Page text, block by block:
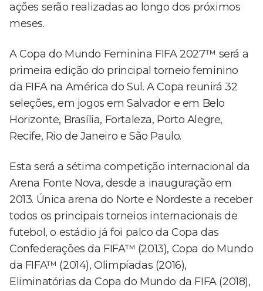
ações serão realizadas ao longo dos próximos
meses.
A Copa do Mundo Feminina FIFA 2027™ será a
primeira edição do principal torneio feminino
da FIFA na América do Sul. A Copa reunirá 32
seleções, em jogos em Salvador e em Belo
Horizonte, Brasília, Fortaleza, Porto Alegre,
Recife, Rio de Janeiro e São Paulo.
Esta será a sétima competição internacional da
Arena Fonte Nova, desde a inauguração em
2013. Única arena do Norte e Nordeste a receber
todos os principais torneios internacionais de
futebol, o estádio já foi palco da Copa das
Confederações da FIFA™ (2013), Copa do Mundo
da FIFA™ (2014), Olimpíadas (2016),
Eliminatórias da Copa do Mundo da FIFA (2018),